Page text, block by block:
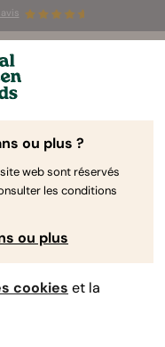
GRATUITES pour les
ou plus ?
web sont réservés
les conditions
ou plus
cookies et la